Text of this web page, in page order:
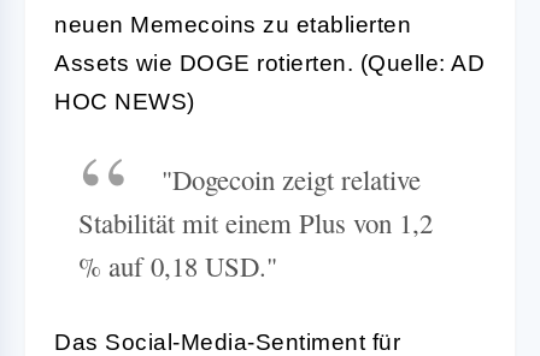
neuen Memecoins zu etablierten
Assets wie DOGE rotierten. (Quelle: AD
HOC NEWS)
"Dogecoin zeigt relative
Stabilität mit einem Plus von 1,2
% auf 0,18 USD."
Das Social-Media-Sentiment für